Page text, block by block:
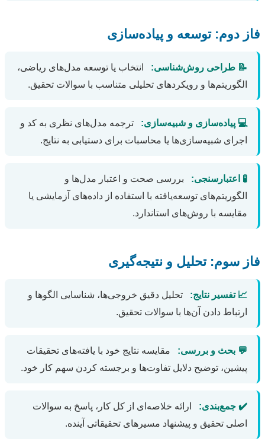
فاز دوم: توسعه و پیاده‌سازی
📝 طراحی روش‌شناسی:
انتخاب یا توسعه مدل‌های ریاضی،
الگوریتم‌ها و رویکردهای تحلیلی متناسب با سوالات تحقیق.
💻 پیاده‌سازی و شبیه‌سازی:
ترجمه مدل‌های نظری به کد و
اجرای شبیه‌سازی‌ها یا محاسبات برای دستیابی به نتایج.
🧪 اعتبارسنجی:
بررسی صحت و اعتبار مدل‌ها و
الگوریتم‌های توسعه‌یافته با استفاده از داده‌های آزمایشی یا
مقایسه با روش‌های استاندارد.
فاز سوم: تحلیل و نتیجه‌گیری
📈 تفسیر نتایج:
تحلیل دقیق خروجی‌ها، شناسایی الگوها و
ارتباط دادن آن‌ها با سوالات تحقیق.
💬 بحث و بررسی:
مقایسه نتایج خود با یافته‌های تحقیقات
پیشین، توضیح دلایل تفاوت‌ها و برجسته کردن سهم کار خود.
✔️ جمع‌بندی:
ارائه خلاصه‌ای از کل کار، پاسخ به سوالات
اصلی تحقیق و پیشنهاد مسیرهای تحقیقاتی آینده.